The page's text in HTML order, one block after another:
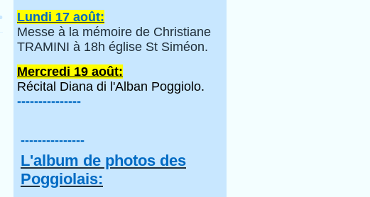
Lundi 17 août:
Messe à la mémoire de Christiane
TRAMINI à 18h église St Siméon.
Mercredi 19 août:
Récital Diana di l'Alban Poggiolo.
---------------
---------------
L'album de photos des
Poggiolais: